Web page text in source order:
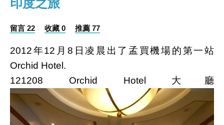
印度之旅
留言 22 收藏 0 推薦 77
2012年12月8日凌晨出了孟買機場的第一站
Orchid Hotel.
121208 Orchid Hotel 大廳